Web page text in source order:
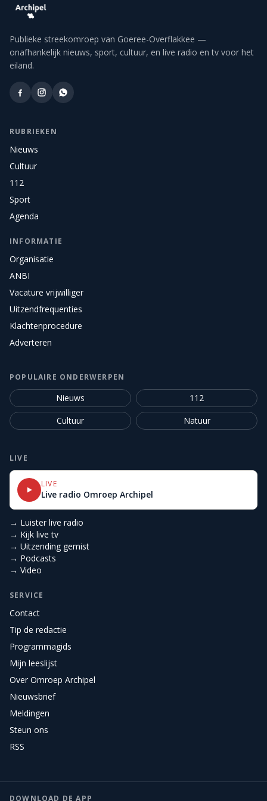
Publieke streekomroep van Goeree-Overflakkee —
onafhankelijk nieuws, sport, cultuur, en live radio en tv voor het
eiland.
RUBRIEKEN
Nieuws
Cultuur
112
Sport
Agenda
INFORMATIE
Organisatie
ANBI
Vacature vrijwilliger
Uitzendfrequenties
Klachtenprocedure
Adverteren
POPULAIRE ONDERWERPEN
Nieuws
112
Cultuur
Natuur
LIVE
LIVE
Live radio Omroep Archipel
→ Luister live radio
→ Kijk live tv
→ Uitzending gemist
→ Podcasts
→ Video
SERVICE
Contact
Tip de redactie
Programmagids
Mijn leeslijst
Over Omroep Archipel
Nieuwsbrief
Meldingen
Steun ons
RSS
DOWNLOAD DE APP